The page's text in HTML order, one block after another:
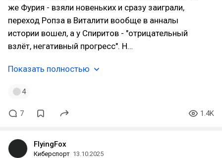
же Фурия - взяли новеньких и сразу заиграли,
переход Ропза в Виталити вообще в анналы
истории вошел, а у Спиритов - "отрицательный
взлёт, негативный прогресс". Н…
Показать полностью
4
7 1.4K
FlyingFox
Киберспорт 13.10.2025